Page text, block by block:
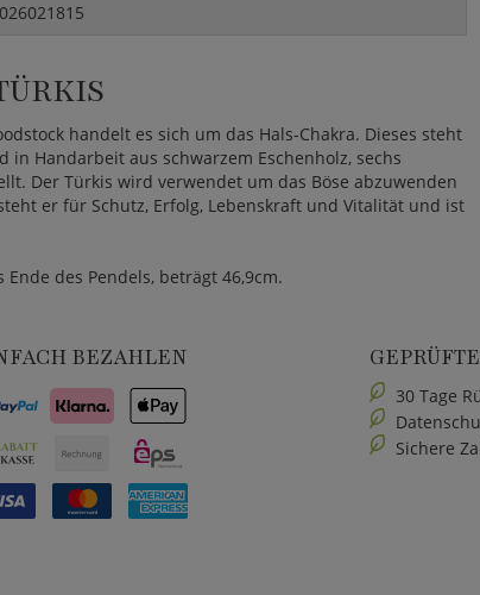
handelt es sich um das Hals-Chakra. Dieses steht
Handarbeit aus schwarzem Eschenholz, sechs
Der Türkis wird verwendet um das Böse abzuwenden
er für Schutz, Erfolg, Lebenskraft und Vitalität und ist
des Pendels, beträgt 46,9cm.
BEZAHLEN
30 Tage
Sichere